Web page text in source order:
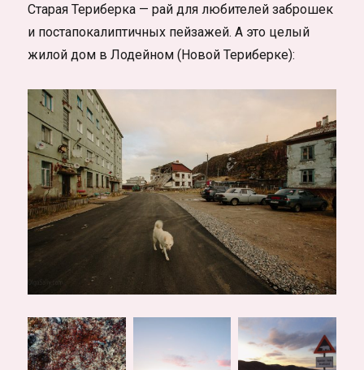
Старая Териберка — рай для любителей заброшек
и постапокалиптичных пейзажей. А это целый
жилой дом в Лодейном (Новой Териберке):